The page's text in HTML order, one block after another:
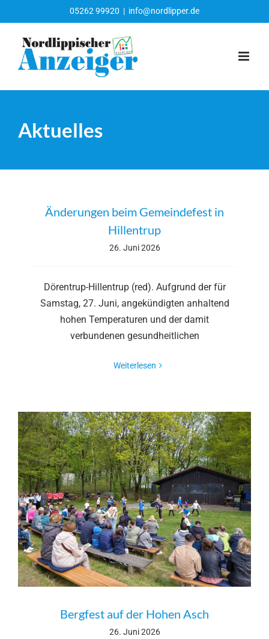
Inhalt
springen
05262 99920 | info@nordlipper.de
Aktuelles
Änderungen beim Gemeindefest in
Hillentrup
26. Juni 2026
Dörentrup-Hillentrup (red). Aufgrund der für
Samstag, 27. Juni, angekündigten anhaltend
hohen Temperaturen und der damit
verbundenen gesundheitlichen
Weiterlesen
Bergfest auf der Hohen Asch
26. Juni 2026